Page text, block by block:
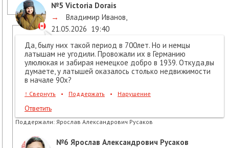
№5 Victoria Dorais
→
Владимир Иванов,
21.05.2026 19:40
Да, былу них такой период в 700лет. Но и немцы
латышам не угодили. Провожали их в Германию
улюлюкая и забирая немецкое добро в 1939. Откуда,вы
думаете, у латышей оказалось столько недвижимости
в начале 90х?
↑ Свернуть • Поддержать • Нарушение
Ответить
Поддержали: Ярослав Александрович Русаков
№6 Ярослав Александрович Русаков